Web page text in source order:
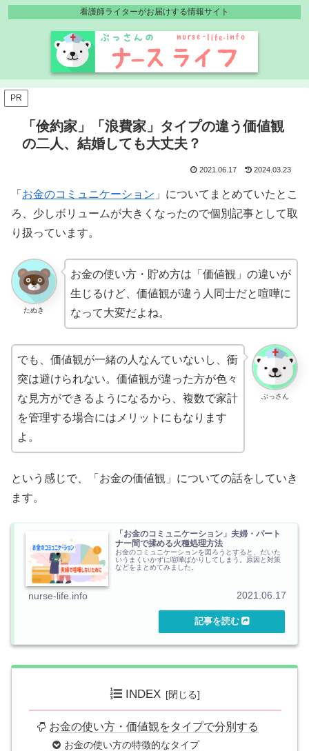
看護師ライターがお届けする情報サイト
PR
「倹約家」「浪費家」タイプの違う価値観
の二人、結婚しても大丈夫？
2021.06.17 2024.03.23
「 お金のコミュニケーション 」についてまとめていたとこ
ろ、少しボリュームが大きくなったので個別記事として取
り扱っています。
たぬき
お金の使い方・貯め方は「価値観」の違いが
生じるけど、価値観が違う人同士だと喧嘩に
なって大変だよね。
ぶっさん
でも、価値観が一緒の人なんていないし、衝
突は避けられない。価値観が違った方が色々
な見方ができるようになるから、複数で家計
を管理する場合にはメリットにもなります
よ。
という感じで、「お金の価値観」についての話をしていき
ます。
「お金のコミュニケーション」夫婦・パート
ナー間で揉める火種処理方法
お金のコミュニケーションを図ろうとすると、だいた
いうまくいかずに喧嘩ばかりしてしまう。原因と対策
などをまとめてみました。
nurse-life.info 2021.06.17
INDEX
お金の使い方・価値観をタイプで分別する
お金の使い方の特徴的なタイプ